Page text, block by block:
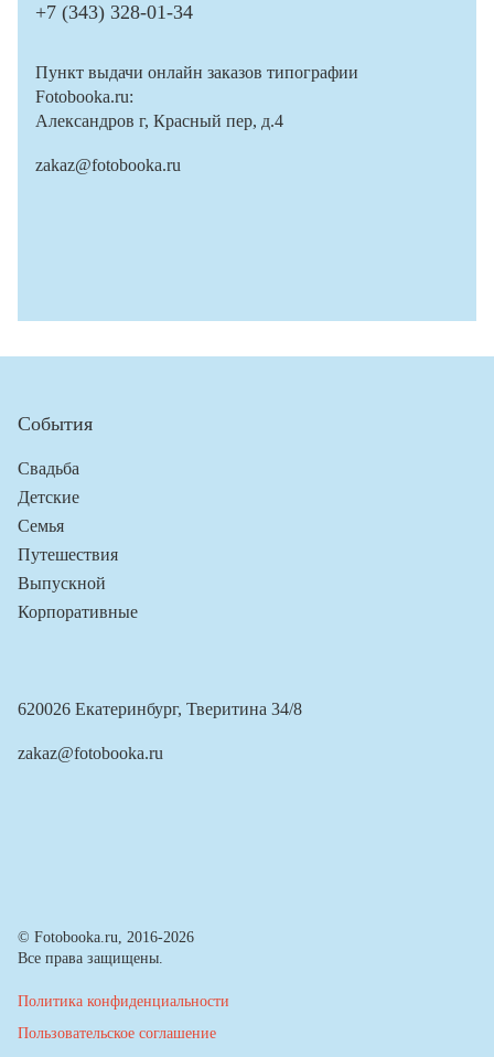
+7 (343) 328-01-34
Пункт выдачи онлайн заказов типографии
Fotobooka.ru:
Александров г, Красный пер, д.4
zakaz@fotobooka.ru
События
Свадьба
Детские
Семья
Путешествия
Выпускной
Корпоративные
620026 Екатеринбург, Тверитина 34/8
zakaz@fotobooka.ru
© Fotobooka.ru, 2016-2026
Все права защищены.
Политика конфиденциальности
Пользовательское соглашение